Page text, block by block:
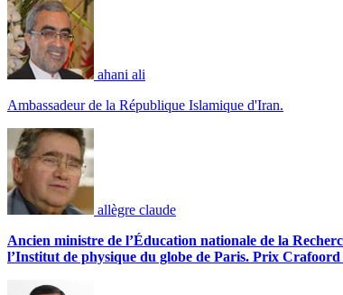
ahani ali
Ambassadeur de la République Islamique d'Iran.
allègre claude
Ancien ministre de l’Éducation nationale de la
l’Institut de physique du globe de Paris. Prix Crafoord